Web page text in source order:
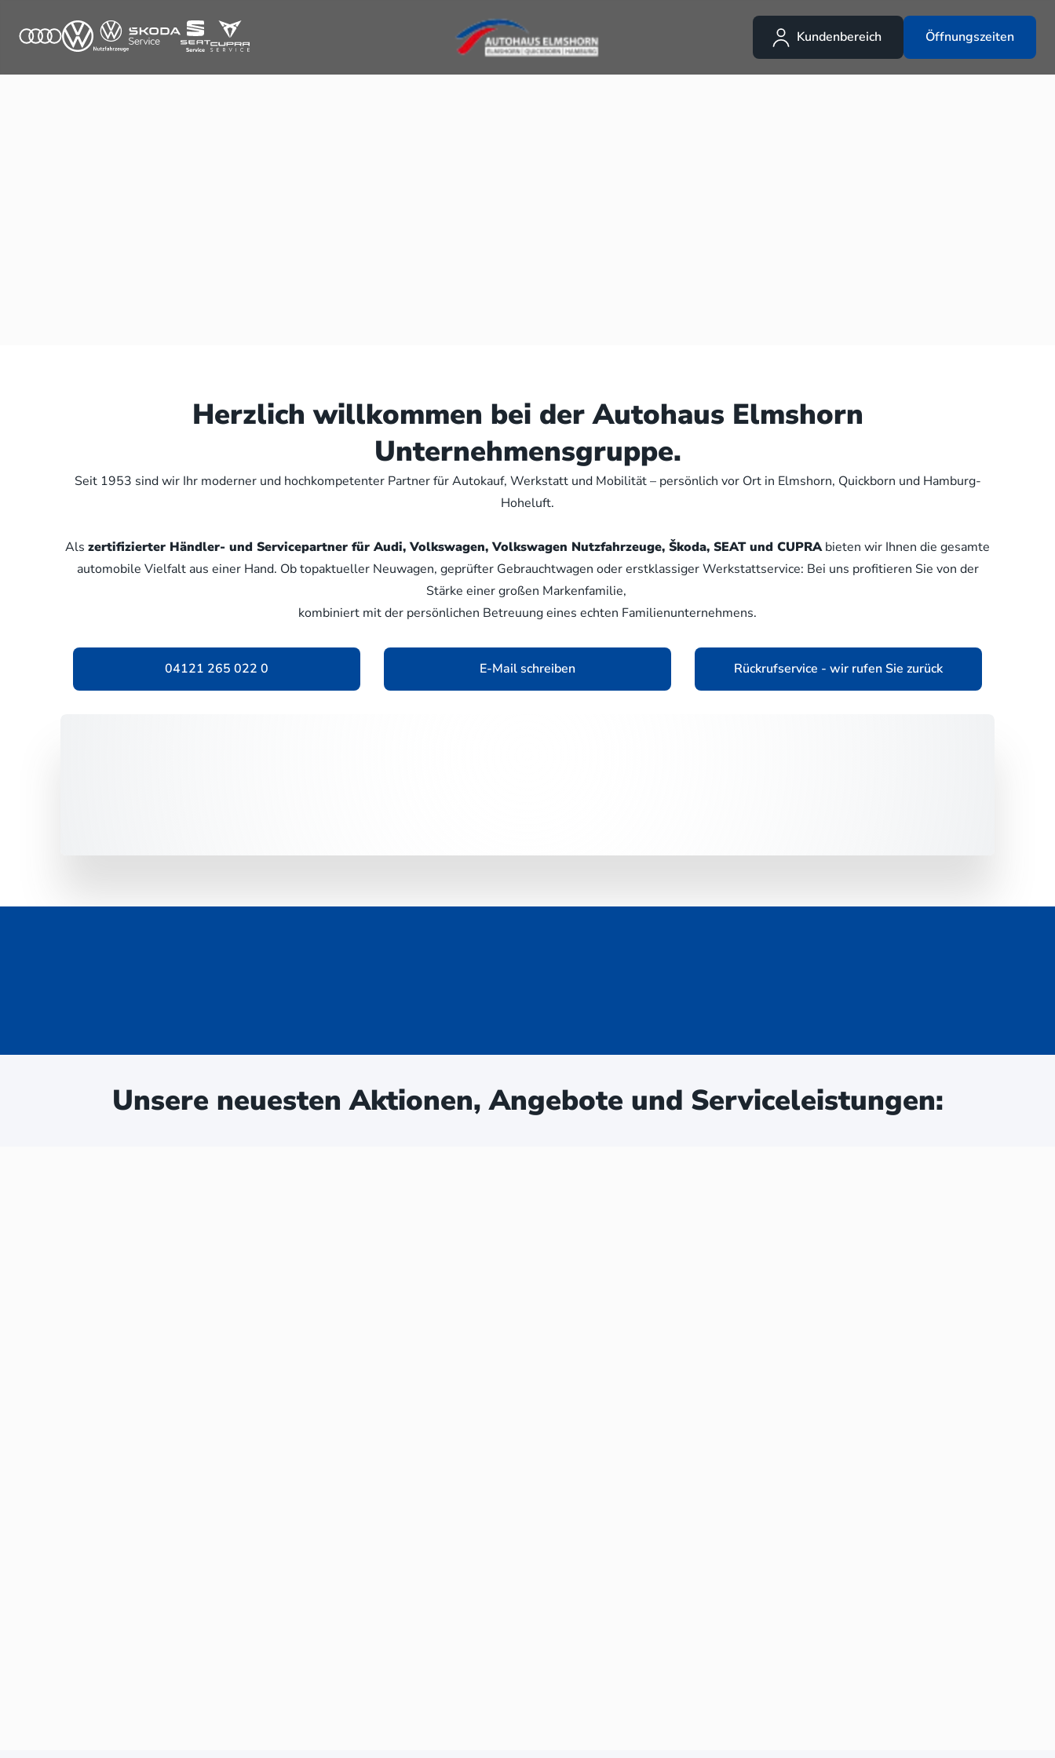
Kundenbereich Öffnungszeiten
Herzlich willkommen bei der Autohaus Elmshorn
Unternehmensgruppe.
Seit 1953 sind wir Ihr moderner und hochkompetenter Partner für Autokauf, Werkstatt und Mobilität – persönlich vor Ort in Elmshorn, Quickborn und Hamburg-
Hoheluft.
Als zertifizierter Händler- und Servicepartner für Audi, Volkswagen, Volkswagen Nutzfahrzeuge, Škoda, SEAT und CUPRAbieten wir Ihnen die gesamte
automobile Vielfalt aus einer Hand. Ob topaktueller Neuwagen, geprüfter Gebrauchtwagen oder erstklassiger Werkstattservice: Bei uns profitieren Sie von der
Stärke einer großen Markenfamilie,
kombiniert mit der persönlichen Betreuung eines echten Familienunternehmens.
04121 265 022 0 E-Mail schreiben Rückrufservice - wir rufen Sie zurück
Unsere neuesten Aktionen, Angebote und Serviceleistungen: